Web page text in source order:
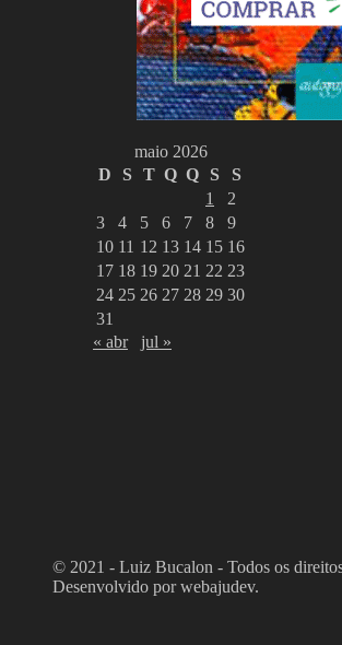
maio 2026
D
S T Q Q S
S
1
2
3
4 5 6 7 8
9
10 11 12 13 14 15 16
17 18 19 20 21 22 23
24 25 26 27 28 29 30
31
« abr
jul »
© 2021 - Luiz Bucalon - Todos os
Desenvolvido por webajudev.